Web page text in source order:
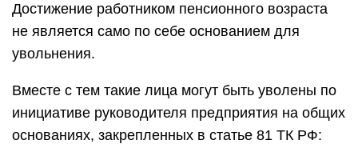
Достижение работником пенсионного возраста
не является само по себе основанием для
увольнения.
Вместе с тем такие лица могут быть уволены по
инициативе руководителя предприятия на общих
основаниях, закрепленных в статье 81 ТК РФ: